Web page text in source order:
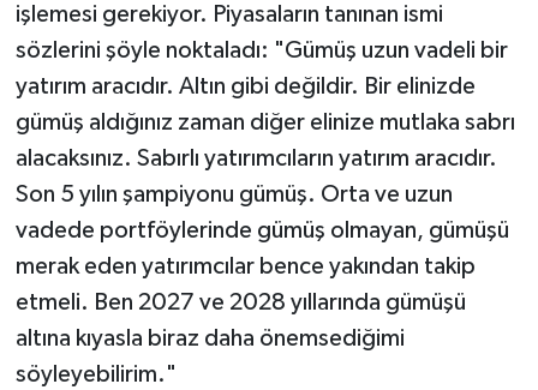
işlemesi gerekiyor. Piyasaların tanınan ismi
sözlerini şöyle noktaladı: "Gümüş uzun vadeli bir
yatırım aracıdır. Altın gibi değildir. Bir elinizde
gümüş aldığınız zaman diğer elinize mutlaka sabrı
alacaksınız. Sabırlı yatırımcıların yatırım aracıdır.
Son 5 yılın şampiyonu gümüş. Orta ve uzun
vadede portföylerinde gümüş olmayan, gümüşü
merak eden yatırımcılar bence yakından takip
etmeli. Ben 2027 ve 2028 yıllarında gümüşü
altına kıyasla biraz daha önemsediğimi
söyleyebilirim."